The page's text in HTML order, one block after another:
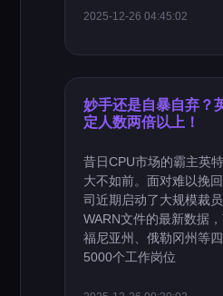
2025-12-26 04:45:02
妙手还是自暴自弃？
定人数两倍以上！
昔日CPU市场的霸主英
大不如前。面对难以挽
司近期启动了大规模裁
WARN文件的最新数据
福尼亚州、俄勒冈州等
5000个工作岗位